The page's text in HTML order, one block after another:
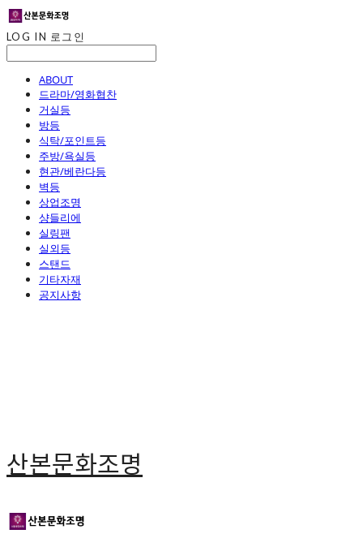
LOG IN 로그인
ABOUT
드라마/영화협찬
거실등
방등
식탁/포인트등
주방/욕실등
현관/베란다등
벽등
상업조명
샹들리에
실링팬
실외등
스탠드
기타자재
공지사항
산본문화조명